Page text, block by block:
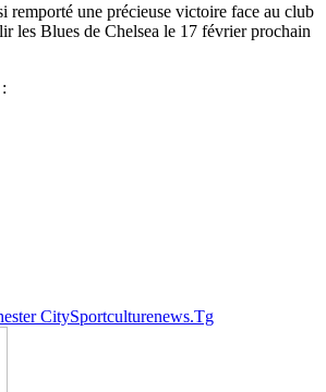
remporté une précieuse victoire face au club
les Blues de Chelsea le 17 février prochain
CitySportculturenews.Tg